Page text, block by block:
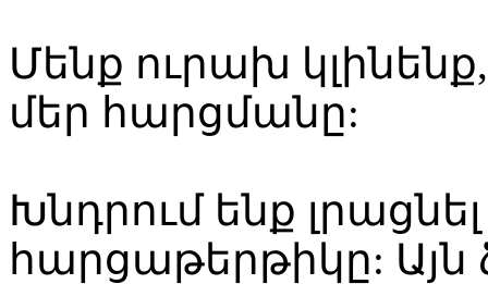
Մենք ուրախ
մեր հարցմանը:
Խնդրում ենք
հարցաթերթիկը: